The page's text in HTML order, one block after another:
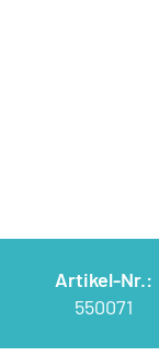
Artikel-Nr.:
550071